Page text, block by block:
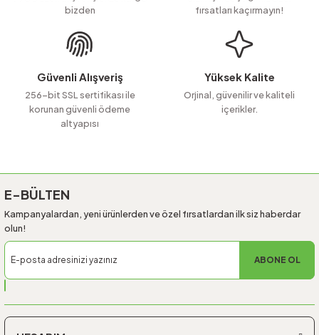
Ürün bilgilerinde hatalar bulunuyor.
Ürün fiyatı diğer sitelerden daha pahalı.
Bu ürüne benzer farklı alternatifler olmalı.
bizden
fırsatları kaçırmayın!
Güvenli Alışveriş
256-bit SSL sertifikası ile
korunan güvenli ödeme
altyapısı
Yüksek Kalite
Orjinal, güvenilir ve kaliteli
içerikler.
E-BÜLTEN
Kampanyalardan, yeni ürünlerden ve özel fırsatlardan ilk siz haberdar
olun!
ABONE OL